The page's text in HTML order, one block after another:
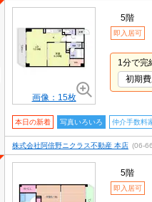
画像：15枚
5階
即入居可
1分で完
初期費
本日の新着 写真いろいろ 仲介手数料
株式会社阿倍野ニクラス不動産 本店 (06-
5階
即入居可